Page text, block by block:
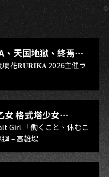
、天国地獄、終焉
、無我夢中、花奏
璃花𝐑𝐔𝐑𝐈𝐊𝐀 2026主催ラ
女 格式塔少女
Girl 「働くこと、休むこ
– 高雄場